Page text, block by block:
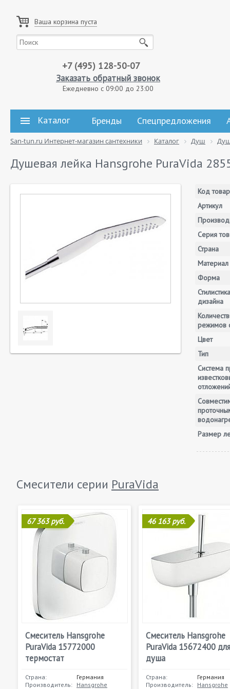
Ваша корзина пуста
+7 (495) 128-50-07
Заказать обратный звонок
Ежедневно с 09:00 до 23:00
Каталог Бренды Спецпредложения
San-tun.ru Интернет-магазин сантехники Каталог Душ
Душевая лейка Hansgrohe PuraVida
Код
Артикул
Серия
Страна
Материал
Форма
Стилистика
дизайна
режимов
Цвет
Тип
Система
Размер
Смесители серии PuraVida
67 363 руб.
Смеситель Hansgrohe
PuraVida 15772000
термостат
Страна:
Германия
Производитель: Hansgrohe
46 163 руб.
Смеситель Hansgrohe
PuraVida 15672400 для
душа
Страна:
Германия
Производитель: Hansgrohe